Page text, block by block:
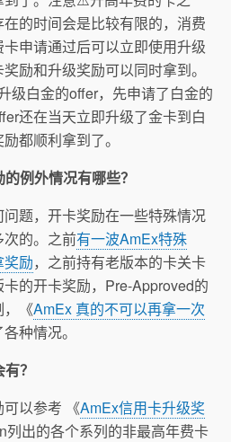
的时间会是比较有限的，消费
申请通过后可以立即使用升级
励和升级奖励可以同时拿到。
级白金的offer，先申请了白金的
还在当天立即升级了金卡到白
都顺利拿到了。
例外情况有哪些？
题，开卡奖励在一些特殊情况
的。之前有一波AmEx特殊
奖励，之前持有老版本的卡关卡
的开卡奖励，Pre-Approved的
，《AmEx 真的不可以再拿一次
种情况。
？
以参考 《AmEx信用卡升级奖
列出的各个系列的非最高年费卡